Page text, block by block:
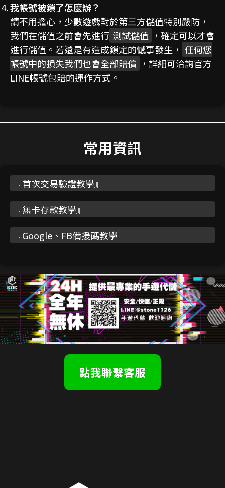
我帳號被鎖了怎麼辦？
請不用擔心，少數遊戲對於第三方儲值特別嚴防，
我們在儲值之前會先進行 測試儲值 ，確定可以才會
進行儲值。若還是有造成鎖定的憾事發生， 任何您
帳號中的損失我們也會全部賠償 ，詳細可洽詢官方
LINE帳號包賠的運作方式。
常用資訊
『首次交易驗證教學』
『無卡存款教學』
『Google、FB備援碼教學』
點我聯繫客服